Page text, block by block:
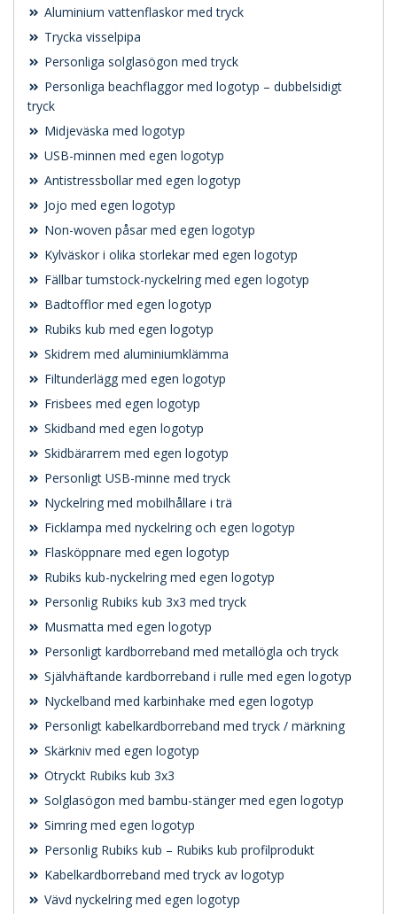
Aluminium vattenflaskor med tryck
Trycka visselpipa
Personliga solglasögon med tryck
Personliga beachflaggor med logotyp – dubbelsidigt
tryck
Midjeväska med logotyp
USB-minnen med egen logotyp
Antistressbollar med egen logotyp
Jojo med egen logotyp
Non-woven påsar med egen logotyp
Kylväskor i olika storlekar med egen logotyp
Fällbar tumstock-nyckelring med egen logotyp
Badtofflor med egen logotyp
Rubiks kub med egen logotyp
Skidrem med aluminiumklämma
Filtunderlägg med egen logotyp
Frisbees med egen logotyp
Skidband med egen logotyp
Skidbärarrem med egen logotyp
Personligt USB-minne med tryck
Nyckelring med mobilhållare i trä
Ficklampa med nyckelring och egen logotyp
Flasköppnare med egen logotyp
Rubiks kub-nyckelring med egen logotyp
Personlig Rubiks kub 3x3 med tryck
Musmatta med egen logotyp
Personligt kardborreband med metallögla och tryck
Självhäftande kardborreband i rulle med egen logotyp
Nyckelband med karbinhake med egen logotyp
Personligt kabelkardborreband med tryck / märkning
Skärkniv med egen logotyp
Otryckt Rubiks kub 3x3
Solglasögon med bambu-stänger med egen logotyp
Simring med egen logotyp
Personlig Rubiks kub – Rubiks kub profilprodukt
Kabelkardborreband med tryck av logotyp
Vävd nyckelring med egen logotyp